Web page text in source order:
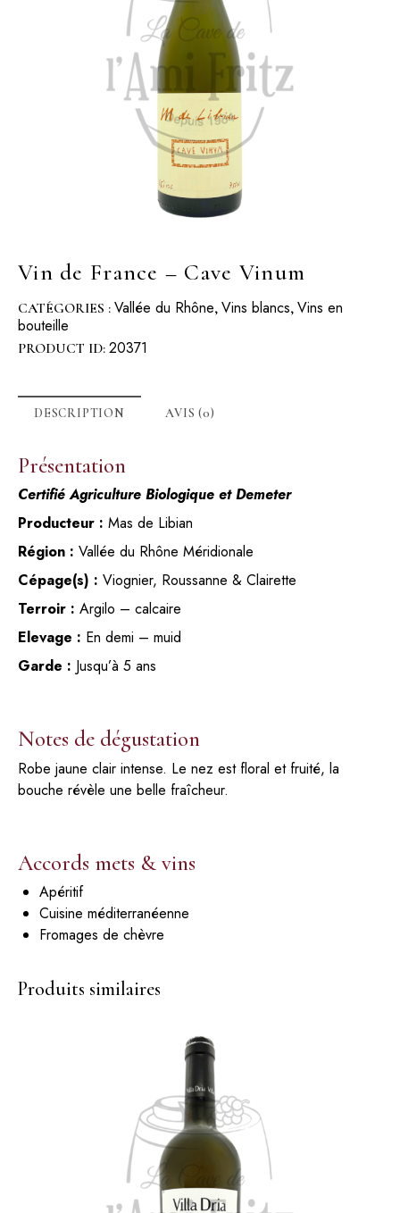
Vin de France – Cave Vinum
CATÉGORIES : Vallée du Rhône, Vins blancs, Vins en
bouteille
PRODUCT ID: 20371
DESCRIPTION AVIS (0)
Présentation
Certifié Agriculture Biologique et Demeter
Producteur : Mas de Libian
Région : Vallée du Rhône Méridionale
Cépage(s) : Viognier, Roussanne & Clairette
Terroir : Argilo – calcaire
Elevage : En demi – muid
Garde : Jusqu’à 5 ans
Notes de dégustation
Robe jaune clair intense. Le nez est floral et fruité, la
bouche révèle une belle fraîcheur.
Accords mets & vins
Apéritif
Cuisine méditerranéenne
Fromages de chèvre
Produits similaires